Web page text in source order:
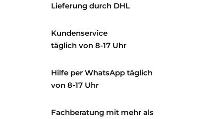
Lieferung durch DHL
Kundenservice
täglich von 8-17 Uhr
Hilfe per WhatsApp täglich
von 8-17 Uhr
Fachberatung mit mehr als